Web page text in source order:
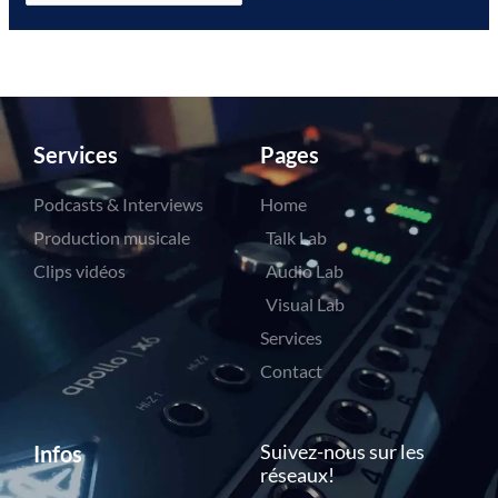
Services
Podcasts & Interviews
Production musicale
Clips vidéos
Pages
Home
Talk Lab
Audio Lab
Visual Lab
Services
Contact
Infos
Suivez-nous sur les
réseaux!